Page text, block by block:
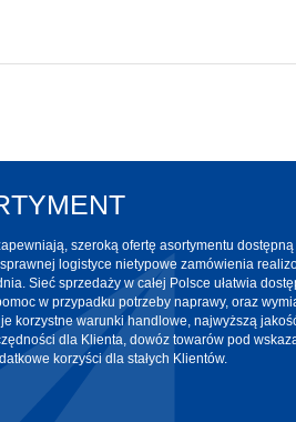
szeroką ofertę asortymentu
logistyce nietypowe zamówienia
Sieć sprzedaży w całej Polsce ułatwia
w przypadku potrzeby naprawy, oraz
korzystne warunki handlowe, najwyższą
dla Klienta, dowóz towarów pod
korzyści dla stałych Klientów.